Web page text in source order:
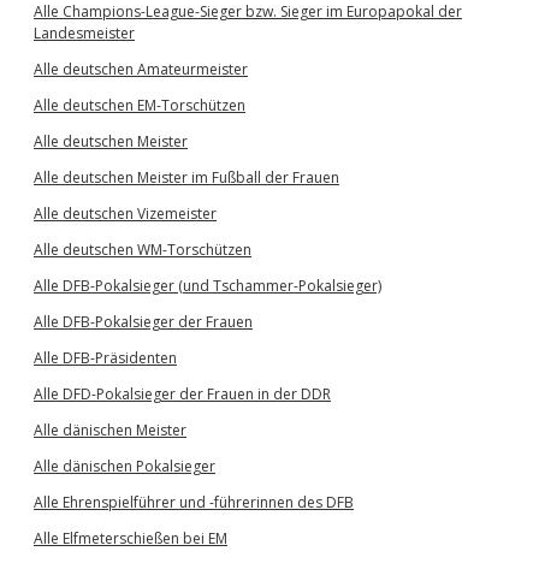
Alle Champions-League-Sieger bzw. Sieger im Europapokal der
Landesmeister
Alle deutschen Amateurmeister
Alle deutschen EM-Torschützen
Alle deutschen Meister
Alle deutschen Meister im Fußball der Frauen
Alle deutschen Vizemeister
Alle deutschen WM-Torschützen
Alle DFB-Pokalsieger (und Tschammer-Pokalsieger)
Alle DFB-Pokalsieger der Frauen
Alle DFB-Präsidenten
Alle DFD-Pokalsieger der Frauen in der DDR
Alle dänischen Meister
Alle dänischen Pokalsieger
Alle Ehrenspielführer und -führerinnen des DFB
Alle Elfmeterschießen bei EM